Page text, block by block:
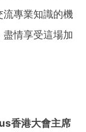
專業知識的機
情享受這場加
香港大會主席